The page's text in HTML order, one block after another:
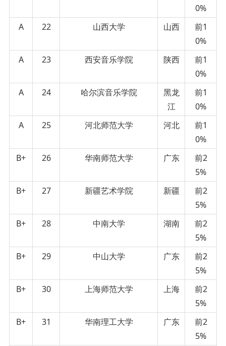
0%
A
22 山西大学 山西
前1
0%
A
23 西安音乐学院 陕西
前1
0%
A
24 哈尔滨音乐学院
黑龙
江
前1
0%
A
25 河北师范大学 河北
前1
0%
B+
26 华南师范大学 广东
前2
5%
B+
27 新疆艺术学院 新疆
前2
5%
B+
28 中南大学 湖南
前2
5%
B+
29 中山大学 广东
前2
5%
B+
30 上海师范大学 上海
前2
5%
B+
31 华南理工大学 广东
前2
5%